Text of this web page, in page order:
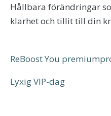
Hållbara förändringar
klarhet och tillit till din
ReBoost You
Lyxig VIP-dag